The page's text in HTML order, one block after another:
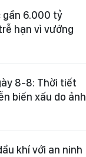
gần 6.000 tỷ
hạn vì vướng
8-8: Thời tiết
biến xấu do ảnh
khí với an ninh